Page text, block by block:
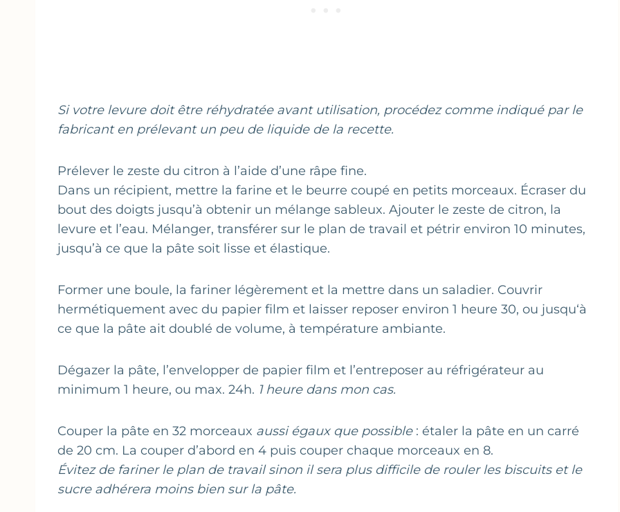
Si votre levure doit être réhydratée avant utilisation, procédez comme indiqué par le
fabricant en prélevant un peu de liquide de la recette.
Prélever le zeste du citron à l’aide d’une râpe fine.
Dans un récipient, mettre la farine et le beurre coupé en petits morceaux. Écraser du
bout des doigts jusqu’à obtenir un mélange sableux. Ajouter le zeste de citron, la
levure et l’eau. Mélanger, transférer sur le plan de travail et pétrir environ 10 minutes,
jusqu’à ce que la pâte soit lisse et élastique.
Former une boule, la fariner légèrement et la mettre dans un saladier. Couvrir
hermétiquement avec du papier film et laisser reposer environ 1 heure 30, ou jusqu‘à
ce que la pâte ait doublé de volume, à température ambiante.
Dégazer la pâte, l’envelopper de papier film et l’entreposer au réfrigérateur au
minimum 1 heure, ou max. 24h. 1 heure dans mon cas.
Couper la pâte en 32 morceaux aussi égaux que possible: étaler la pâte en un carré
de 20 cm. La couper d’abord en 4 puis couper chaque morceaux en 8.
Évitez de fariner le plan de travail sinon il sera plus difficile de rouler les biscuits et le
sucre adhérera moins bien sur la pâte.